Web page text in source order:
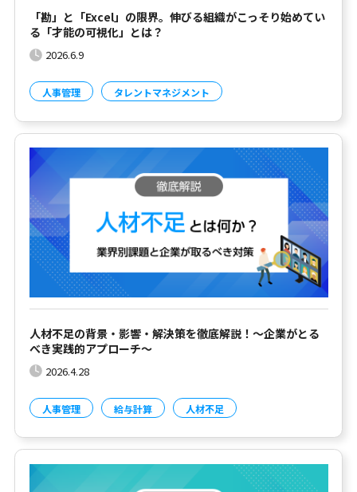
「勘」と「Excel」の限界。伸びる組織がこっそり始めてい
る「才能の可視化」とは？
2026.6.9
人事管理 タレントマネジメント
人材不足の背景・影響・解決策を徹底解説！～企業がとる
べき実践的アプローチ～
2026.4.28
人事管理 給与計算 人材不足